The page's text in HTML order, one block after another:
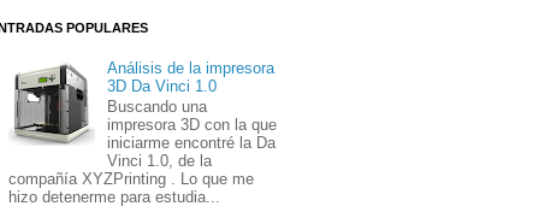
POPULARES
Análisis de la impresora
3D Da Vinci 1.0
Buscando una
impresora 3D con la que
iniciarme encontré la Da
Vinci 1.0, de la
compañía XYZPrinting . Lo que me
hizo detenerme para estudia...